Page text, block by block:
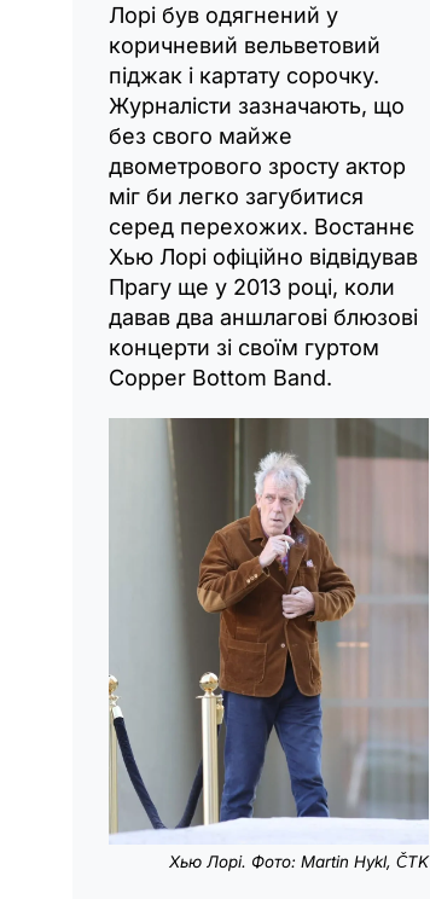
Лорі був одягнений у
коричневий вельветовий
піджак і картату сорочку.
Журналісти зазначають, що
без свого майже
двометрового зросту актор
міг би легко загубитися
серед перехожих. Востаннє
Хью Лорі офіційно відвідував
Прагу ще у 2013 році, коли
давав два аншлагові блюзові
концерти зі своїм гуртом
Copper Bottom Band.
Хью Лорі. Фото: Martin Hykl, ČTK